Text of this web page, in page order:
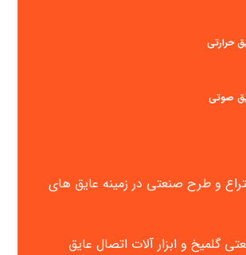
حرارتی
صوتی
و طرح صنعتی در زمینه عایق های
گلمیخ و ابزار آلات اتصال عایق